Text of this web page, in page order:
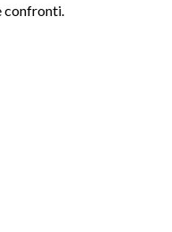
confronti.